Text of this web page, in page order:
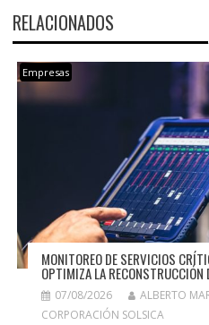
RELACIONADOS
Empresas
MONITOREO DE SERVICIOS
OPTIMIZA LA RECONSTRUCCIÓN
07/08/2026
ALBERTO
CORPORACIÓN SOLSICA